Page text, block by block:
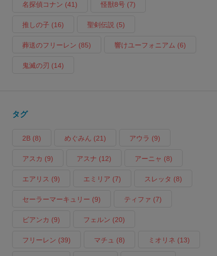
名探偵コナン (41) 怪獣8号(7)
推しの子 (16) 聖剣伝説 (5)
葬送のフリーレン (85) 響けユーフォニアム (6)
鬼滅の刃 (14)
タグ
2B(8) めぐみん (21) アウラ (9)
アスカ (9) アスナ (12) アーニャ (8)
エアリス (9) エミリア (7) スレッタ (8)
セーラーマーキュリー (9) ティファ (7)
ビアンカ (9) フェルン (20)
フリーレン (39) マチュ (8) ミオリネ (13)